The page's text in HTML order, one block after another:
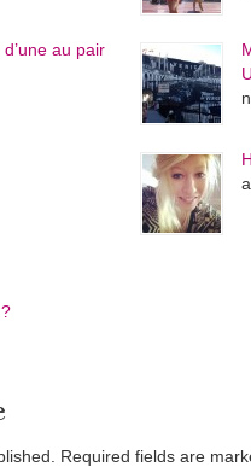
au pair
Required fields are